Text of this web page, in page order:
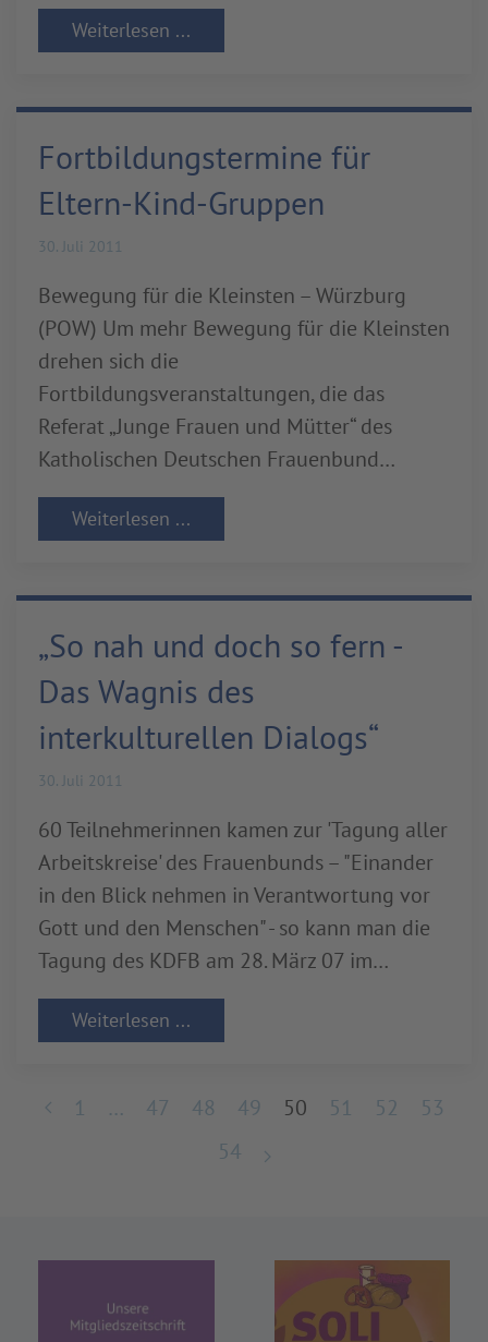
Weiterlesen ...
Fortbildungstermine für
Eltern-Kind-Gruppen
30. Juli 2011
Bewegung für die Kleinsten – Würzburg
(POW) Um mehr Bewegung für die Kleinsten
drehen sich die
Fortbildungsveranstaltungen, die das
Referat „Junge Frauen und Mütter“ des
Katholischen Deutschen Frauenbund…
Weiterlesen ...
„So nah und doch so fern -
Das Wagnis des
interkulturellen Dialogs“
30. Juli 2011
60 Teilnehmerinnen kamen zur 'Tagung aller
Arbeitskreise' des Frauenbunds – "Einander
in den Blick nehmen in Verantwortung vor
Gott und den Menschen" - so kann man die
Tagung des KDFB am 28. März 07 im…
Weiterlesen ...
1 … 47 48 49 50 51 52
53
54